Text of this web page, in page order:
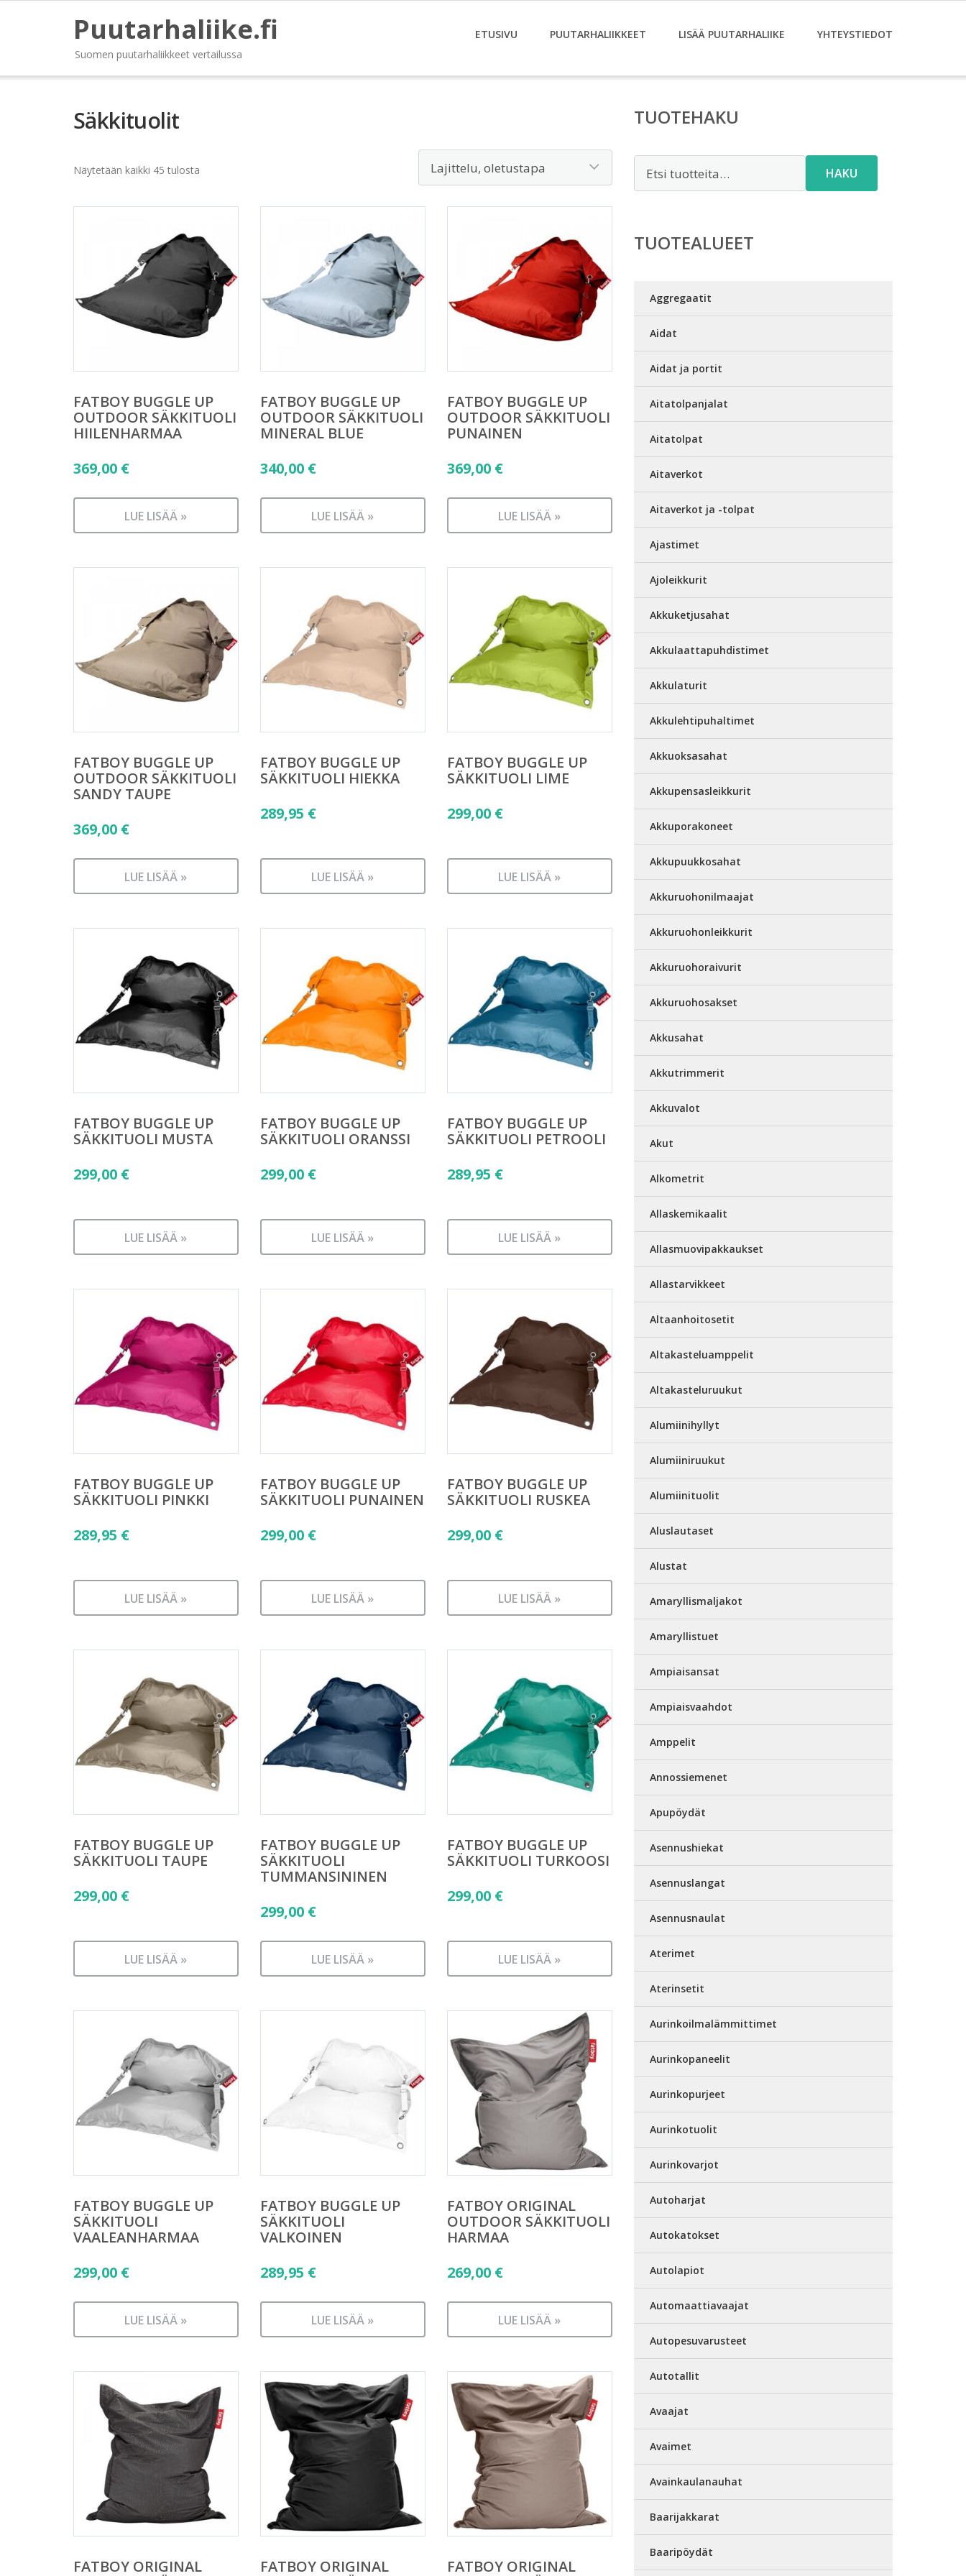
Puutarhaliike.fi
Suomen puutarhaliikkeet vertailussa
ETUSIVU PUUTARHALIIKKEET LISÄÄ PUUTARHALIIKE YHTEYSTIEDOT
Säkkituolit
Näytetään kaikki 45 tulosta
FATBOY BUGGLE UP
OUTDOOR SÄKKITUOLI
HIILENHARMAA
369,00 €
LUE LISÄÄ »
FATBOY BUGGLE UP
OUTDOOR SÄKKITUOLI
MINERAL BLUE
340,00 €
LUE LISÄÄ »
FATBOY BUGGLE UP
OUTDOOR SÄKKITUOLI
PUNAINEN
369,00 €
LUE LISÄÄ »
FATBOY BUGGLE UP
OUTDOOR SÄKKITUOLI
SANDY TAUPE
369,00 €
LUE LISÄÄ »
FATBOY BUGGLE UP
SÄKKITUOLI HIEKKA
289,95 €
LUE LISÄÄ »
FATBOY BUGGLE UP
SÄKKITUOLI LIME
299,00 €
LUE LISÄÄ »
FATBOY BUGGLE UP
SÄKKITUOLI MUSTA
299,00 €
LUE LISÄÄ »
FATBOY BUGGLE UP
SÄKKITUOLI ORANSSI
299,00 €
LUE LISÄÄ »
FATBOY BUGGLE UP
SÄKKITUOLI PETROOLI
289,95 €
LUE LISÄÄ »
FATBOY BUGGLE UP
SÄKKITUOLI PINKKI
289,95 €
LUE LISÄÄ »
FATBOY BUGGLE UP
SÄKKITUOLI PUNAINEN
299,00 €
LUE LISÄÄ »
FATBOY BUGGLE UP
SÄKKITUOLI RUSKEA
299,00 €
LUE LISÄÄ »
FATBOY BUGGLE UP
SÄKKITUOLI TAUPE
299,00 €
LUE LISÄÄ »
FATBOY BUGGLE UP
SÄKKITUOLI
TUMMANSININEN
299,00 €
LUE LISÄÄ »
FATBOY BUGGLE UP
SÄKKITUOLI TURKOOSI
299,00 €
LUE LISÄÄ »
FATBOY BUGGLE UP
SÄKKITUOLI
VAALEANHARMAA
299,00 €
LUE LISÄÄ »
FATBOY BUGGLE UP
SÄKKITUOLI
VALKOINEN
289,95 €
LUE LISÄÄ »
FATBOY ORIGINAL
OUTDOOR SÄKKITUOLI
HARMAA
269,00 €
LUE LISÄÄ »
FATBOY ORIGINAL
FATBOY ORIGINAL
FATBOY ORIGINAL
TUOTEHAKU
HAKU
TUOTEALUEET
Aggregaatit
Aidat
Aidat ja portit
Aitatolpanjalat
Aitatolpat
Aitaverkot
Aitaverkot ja -tolpat
Ajastimet
Ajoleikkurit
Akkuketjusahat
Akkulaattapuhdistimet
Akkulaturit
Akkulehtipuhaltimet
Akkuoksasahat
Akkupensasleikkurit
Akkuporakoneet
Akkupuukkosahat
Akkuruohonilmaajat
Akkuruohonleikkurit
Akkuruohoraivurit
Akkuruohosakset
Akkusahat
Akkutrimmerit
Akkuvalot
Akut
Alkometrit
Allaskemikaalit
Allasmuovipakkaukset
Allastarvikkeet
Altaanhoitosetit
Altakasteluamppelit
Altakasteluruukut
Alumiinihyllyt
Alumiiniruukut
Alumiinituolit
Aluslautaset
Alustat
Amaryllismaljakot
Amaryllistuet
Ampiaisansat
Ampiaisvaahdot
Amppelit
Annossiemenet
Apupöydät
Asennushiekat
Asennuslangat
Asennusnaulat
Aterimet
Aterinsetit
Aurinkoilmalämmittimet
Aurinkopaneelit
Aurinkopurjeet
Aurinkotuolit
Aurinkovarjot
Autoharjat
Autokatokset
Autolapiot
Automaattiavaajat
Autopesuvarusteet
Autotallit
Avaajat
Avaimet
Avainkaulanauhat
Baarijakkarat
Baaripöydät